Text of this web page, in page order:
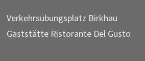
Verkehrs­übungs­platz Birkhau
Gaststätte Ristorante Del Gusto